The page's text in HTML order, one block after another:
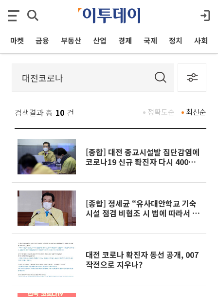
마켓 금융 부동산 산업 경제 국제 정치 사회
검색결과 총 10 건 최신순
정확도순
[종합] 대전 종교시설발 집단감염에
코로나19 신규 확진자 다시 400명
[종합] 정세균 “유사대안학교 기숙
시설 점검 비협조 시 법에 따라서 조
대전 코로나 확진자 동선 공개, 007
작전으로 지우나?